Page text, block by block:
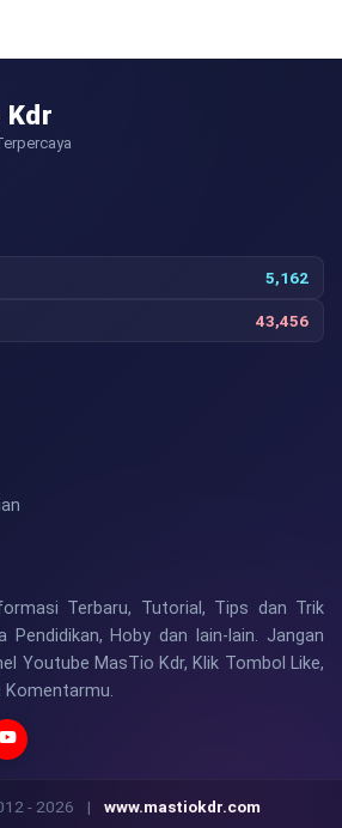
5,162
43,456
Terbaru, Tutorial, Tips dan Trik
Pendidikan, Hoby dan lain-lain. Jangan
Youtube MasTio Kdr, Klik Tombol Like,
Komentarmu.
- 2026 |
www.mastiokdr.com